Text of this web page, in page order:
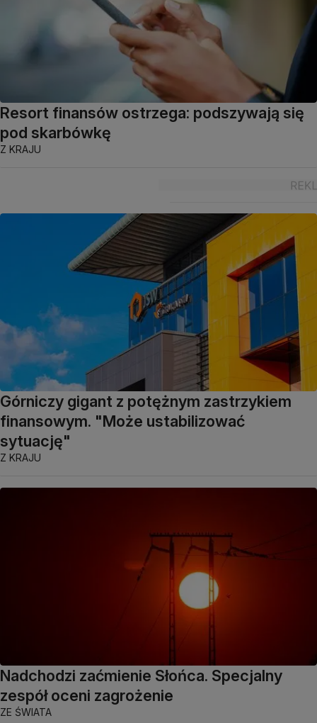
Resort finansów ostrzega: podszywają się
pod skarbówkę
Z KRAJU
Górniczy gigant z potężnym zastrzykiem
finansowym. "Może ustabilizować
sytuację"
Z KRAJU
Nadchodzi zaćmienie Słońca. Specjalny
zespół oceni zagrożenie
ZE ŚWIATA